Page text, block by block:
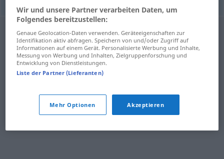
Wir und unsere Partner verarbeiten Daten, um
Folgendes bereitzustellen:
Genaue Geolocation-Daten verwenden. Geräteeigenschaften zur
Identifikation aktiv abfragen. Speichern von und/oder Zugriff auf
Informationen auf einem Gerät. Personalisierte Werbung und Inhalte,
Messung von Werbung und Inhalten, Zielgruppenforschung und
Entwicklung von Dienstleistungen.
Liste der Partner (Lieferanten)
Mehr Optionen Akzeptieren